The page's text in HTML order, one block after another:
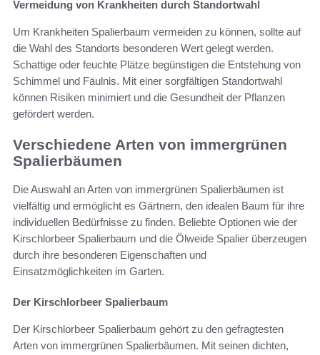
Vermeidung von Krankheiten durch Standortwahl
Um Krankheiten Spalierbaum vermeiden zu können, sollte auf
die Wahl des Standorts besonderen Wert gelegt werden.
Schattige oder feuchte Plätze begünstigen die Entstehung von
Schimmel und Fäulnis. Mit einer sorgfältigen Standortwahl
können Risiken minimiert und die Gesundheit der Pflanzen
gefördert werden.
Verschiedene Arten von immergrünen
Spalierbäumen
Die Auswahl an Arten von immergrünen Spalierbäumen ist
vielfältig und ermöglicht es Gärtnern, den idealen Baum für ihre
individuellen Bedürfnisse zu finden. Beliebte Optionen wie der
Kirschlorbeer Spalierbaum und die Ölweide Spalier überzeugen
durch ihre besonderen Eigenschaften und
Einsatzmöglichkeiten im Garten.
Der Kirschlorbeer Spalierbaum
Der Kirschlorbeer Spalierbaum gehört zu den gefragtesten
Arten von immergrünen Spalierbäumen. Mit seinen dichten,